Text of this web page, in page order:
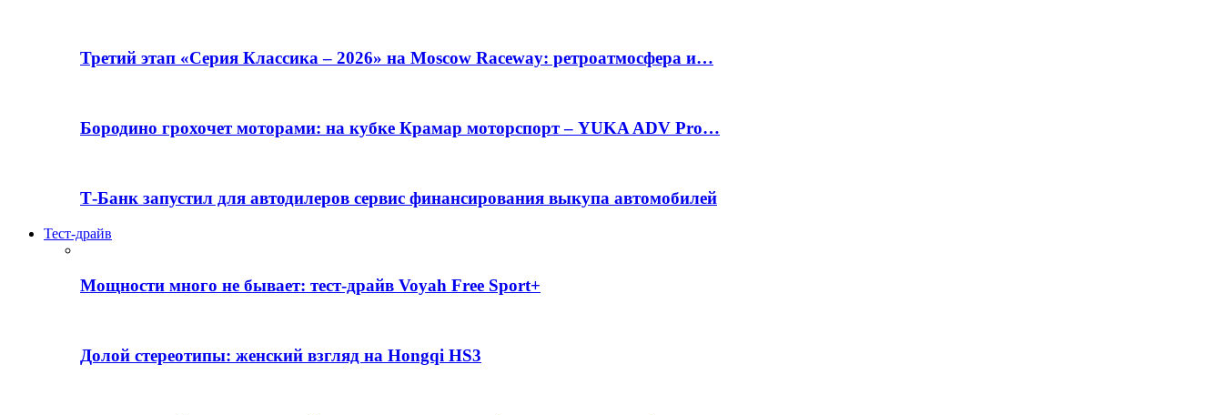
Третий этап «Серия Классика – 2026» на Moscow Raceway: ретроатмосфера и…
Бородино грохочет моторами: на кубке Крамар моторспорт – YUKA ADV Pro…
Т-Банк запустил для автодилеров сервис финансирования выкупа автомобилей
Тест-драйв
Мощности много не бывает: тест-драйв Voyah Free Sport+
Долой стереотипы: женский взгляд на Hongqi HS3